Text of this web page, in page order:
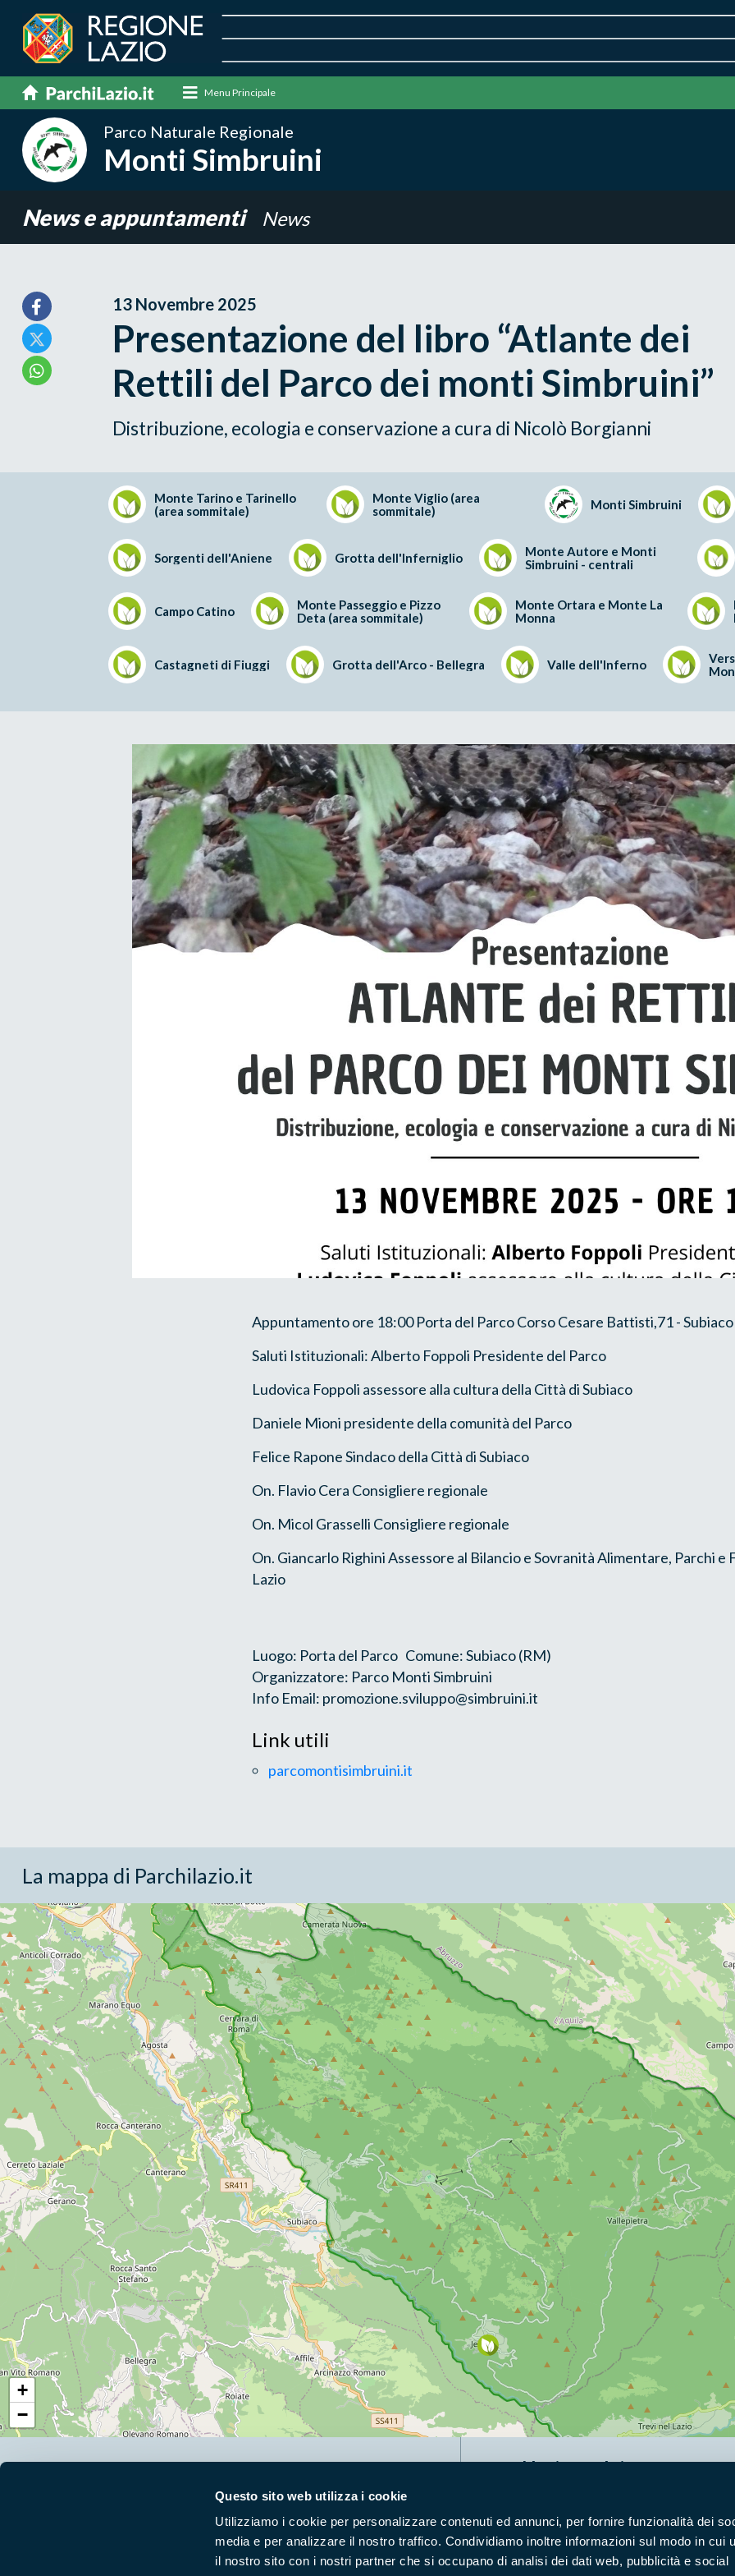
Questo sito web utilizza i cookie
Utilizziamo i cookie per personalizzare contenuti ed annunci, per fornire funzionalità dei
media e per analizzare il nostro traffico. Condividiamo inoltre informazioni sul modo in cui
il nostro sito con i nostri partner che si occupano di analisi dei dati web, pubblicità e social
Menu Principale
Parco Naturale Regionale
Monti Simbruini
News e appuntamenti News
13 Novembre 2025
Presentazione del libro “Atlante dei
Rettili del Parco dei monti Simbruini”
Distribuzione, ecologia e conservazione a cura di Nicolò Borgianni
Monte Tarino e Tarinello
(area sommitale)
Monte Viglio (area
sommitale)
Monti Simbruini
Sorgenti dell'Aniene Grotta dell'Inferniglio
Monte Autore e Monti
Simbruini - centrali
Campo Catino
Monte Passeggio e Pizzo
Deta (area sommitale)
Monte Ortara e Monte La
Monna
Castagneti di Fiuggi Grotta dell'Arco - Bellegra Valle dell'Inferno
Appuntamento ore 18:00 Porta del Parco Corso Cesare Battisti,71 - Subiaco
Saluti Istituzionali: Alberto Foppoli Presidente del Parco
Ludovica Foppoli assessore alla cultura della Città di Subiaco
Daniele Mioni presidente della comunità del Parco
Felice Rapone Sindaco della Città di Subiaco
On. Flavio Cera Consigliere regionale
On. Micol Grasselli Consigliere regionale
On. Giancarlo Righini Assessore al Bilancio e Sovranità Alimentare, Parchi e
Lazio
Luogo: Porta del Parco Comune: Subiaco (RM)
Organizzatore: Parco Monti Simbruini
Info Email: promozione.sviluppo@simbruini.it
Link utili
parcomontisimbruini.it
La mappa di Parchilazio.it
+
−
Naviga nel sito
Enti di gestione
Storie